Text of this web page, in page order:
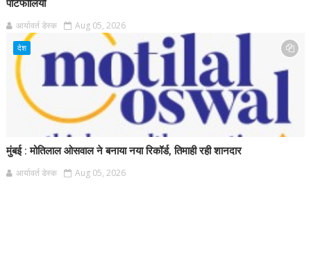
पोर्टफोलियो
आर्यावर्त डेस्क Aug 05, 2026
देश
मुंबई : मोतिलाल ओसवाल ने बनाया नया रिकॉर्ड, तिमाही रही शानदार
आर्यावर्त डेस्क Aug 05, 2026